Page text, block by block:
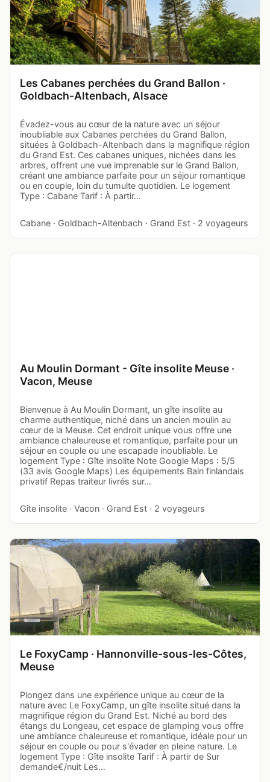
Les Cabanes perchées du Grand Ballon ·
Goldbach-Altenbach, Alsace
Évadez-vous au cœur de la nature avec un séjour
inoubliable aux Cabanes perchées du Grand Ballon,
situées à Goldbach-Altenbach dans la magnifique région
du Grand Est. Ces cabanes uniques, nichées dans les
arbres, offrent une vue imprenable sur le Grand Ballon,
créant une ambiance parfaite pour un séjour romantique
ou en couple, loin du tumulte quotidien. Le logement
Type : Cabane Tarif : À partir…
Cabane · Goldbach-Altenbach · Grand Est · 2 voyageurs
Au Moulin Dormant - Gîte insolite Meuse ·
Vacon, Meuse
Bienvenue à Au Moulin Dormant, un gîte insolite au
charme authentique, niché dans un ancien moulin au
cœur de la Meuse. Cet endroit unique vous offre une
ambiance chaleureuse et romantique, parfaite pour un
séjour en couple ou une escapade inoubliable. Le
logement Type : Gîte insolite Note Google Maps : 5/5
(33 avis Google Maps) Les équipements Bain finlandais
privatif Repas traiteur livrés sur…
Gîte insolite · Vacon · Grand Est · 2 voyageurs
Le FoxyCamp · Hannonville-sous-les-Côtes,
Meuse
Plongez dans une expérience unique au cœur de la
nature avec Le FoxyCamp, un gîte insolite situé dans la
magnifique région du Grand Est. Niché au bord des
étangs du Longeau, cet espace de glamping vous offre
une ambiance chaleureuse et romantique, idéale pour un
séjour en couple ou pour s'évader en pleine nature. Le
logement Type : Gîte insolite Tarif : À partir de Sur
demande€/nuit Les…